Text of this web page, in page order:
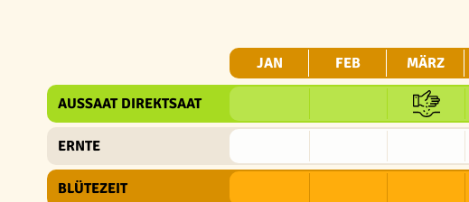
JAN FEB MÄRZ
AUSSAAT DIREKTSAAT
ERNTE
BLÜTEZEIT